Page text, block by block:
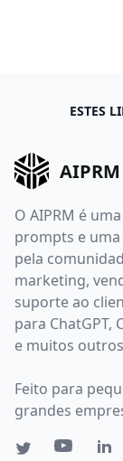
ESTES
AIPRM
O AIPRM é
prompts e
pela
marketing,
suporte ao
para ChatGPT,
e muitos
Feito para
grandes